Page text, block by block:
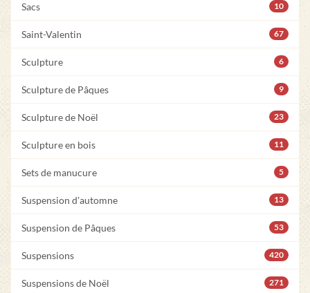
Sacs 10
Saint-Valentin 67
Sculpture 6
Sculpture de Pâques 9
Sculpture de Noël 23
Sculpture en bois 11
Sets de manucure 5
Suspension d'automne 13
Suspension de Pâques 53
Suspensions 420
Suspensions de Noël 271